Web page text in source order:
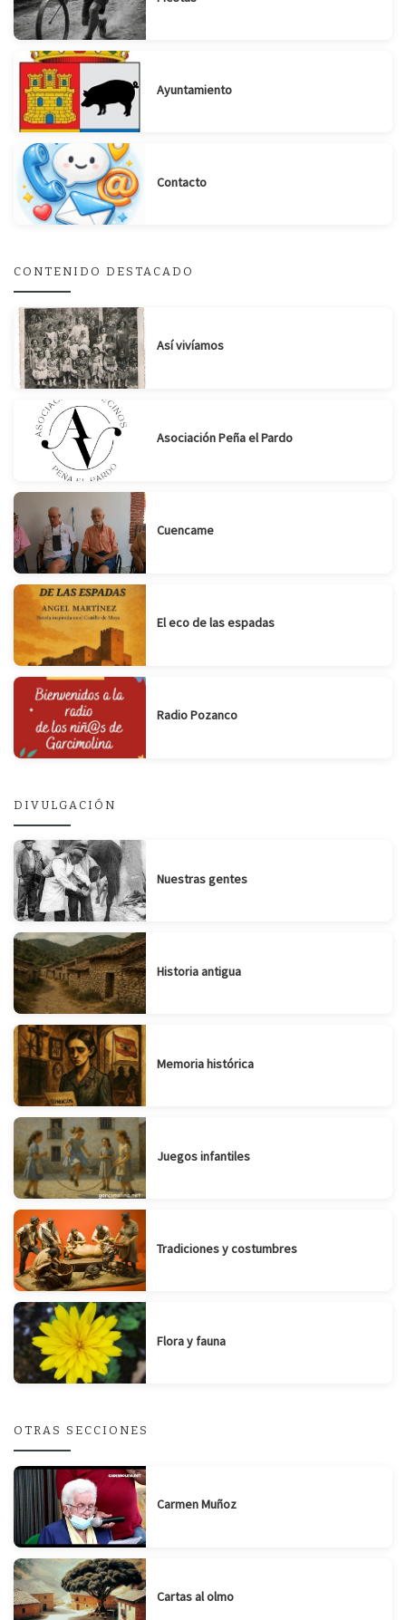
Ayuntamiento
Contacto
CONTENIDO DESTACADO
Así vivíamos
Asociación Peña el Pardo
Cuencame
El eco de las espadas
Radio Pozanco
DIVULGACIÓN
Nuestras gentes
Historia antigua
Memoria histórica
Juegos infantiles
Tradiciones y costumbres
Flora y fauna
OTRAS SECCIONES
Carmen Muñoz
Cartas al olmo